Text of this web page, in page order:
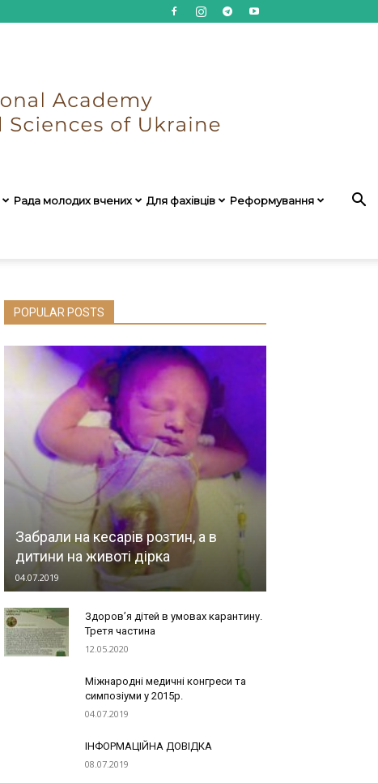
Рада молодих вчених Для фахівців Реформування
POPULAR POSTS
Забрали на кесарів розтин, а в
дитини на животі дірка
04.07.2019
Здоров’я дітей в умовах карантину.
Третя частина
12.05.2020
Міжнародні медичні конгреси та
симпозіуми у 2015р.
04.07.2019
ІНФОРМАЦІЙНА ДОВІДКА
08.07.2019